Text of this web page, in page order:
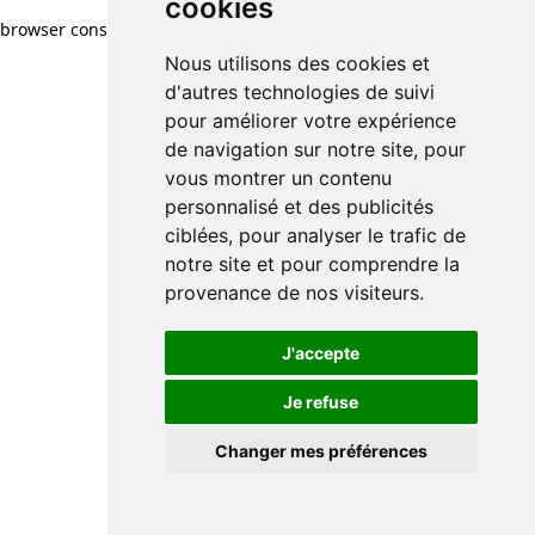
cookies
Nous utilisons des cookies et
d'autres technologies de suivi
pour améliorer votre expérience
de navigation sur notre site, pour
vous montrer un contenu
personnalisé et des publicités
ciblées, pour analyser le trafic de
notre site et pour comprendre la
provenance de nos visiteurs.
J'accepte
Je refuse
Changer mes préférences
browser console for more information)